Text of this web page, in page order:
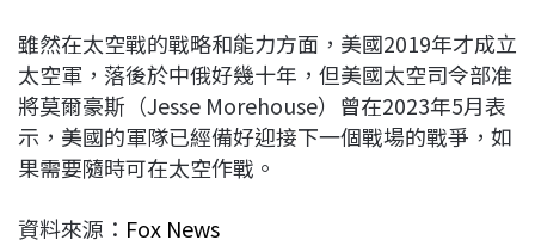
雖然在太空戰的戰略和能力方面，美國2019年才成立
太空軍，落後於中俄好幾十年，但美國太空司令部准
將莫爾豪斯（Jesse Morehouse）曾在2023年5月表
示，美國的軍隊已經備好迎接下一個戰場的戰爭，如
果需要隨時可在太空作戰。
資料來源： Fox News